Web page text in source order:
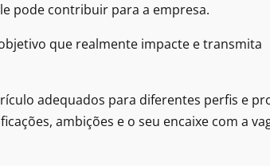
pode contribuir para a empresa.
que realmente impacte e transmita
adequados para diferentes perfis e
ambições e o seu encaixe com a